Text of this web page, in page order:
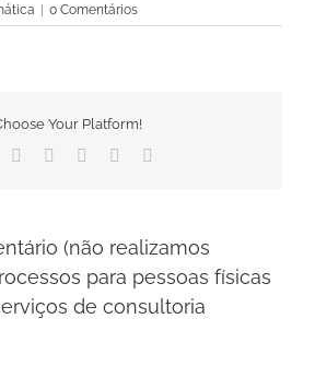
| 0 Comentários
Your Platform!
TumblrGoogle+Pinterest
(não realizamos
para pessoas físicas
de consultoria